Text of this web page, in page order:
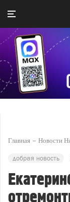
Главная Новости
добрая новость